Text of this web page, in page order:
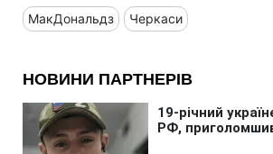
МакДональдз Черкаси